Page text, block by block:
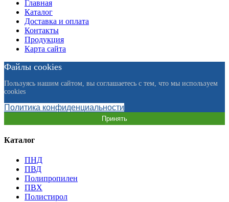
Главная
Каталог
Доставка и оплата
Контакты
Продукция
Карта сайта
Файлы cookies
Пользуясь нашим сайтом, вы соглашаетесь с тем, что мы используем
cookies
Политика конфиденциальности
Принять
Каталог
ПНД
ПВД
Полипропилен
ПВХ
Полистирол